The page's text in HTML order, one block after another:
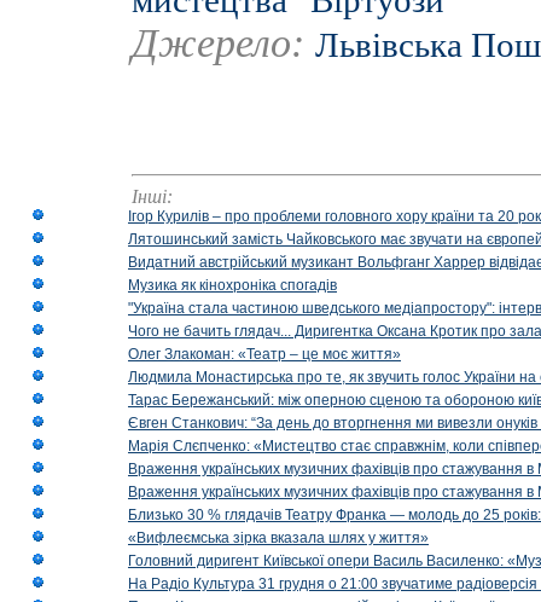
Джерело: Львівська
Інші:
Ігор Курилів – про проблеми головного хору країни та 20
Лятошинський замість Чайковського має звучати на
Видатний австрійський музикант Вольфганг Харрер
Музика як кінохроніка спогадів
"Україна стала частиною шведського медіапростору":
Чого не бачить глядач... Диригентка Оксана Кротик про
Олег Злакоман: «Театр – це моє життя»
Людмила Монастирська про те, як звучить голос України на
Тарас Бережанський: між оперною сценою та обороною
Євген Станкович: “За день до вторгнення ми вивезли онуків
Марія Слєпченко: «Мистецтво стає справжнім, коли
Враження українських музичних фахівців про стажування
Враження українських музичних фахівців про стажування
Близько 30 % глядачів Театру Франка — молодь до 25
«Вифлеємська зірка вказала шлях у життя»
Головний диригент Київської опери Василь Василенко:
На Радіо Культура 31 грудня о 21:00 звучатиме